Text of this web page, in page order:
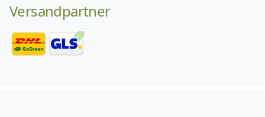
Versandpartner